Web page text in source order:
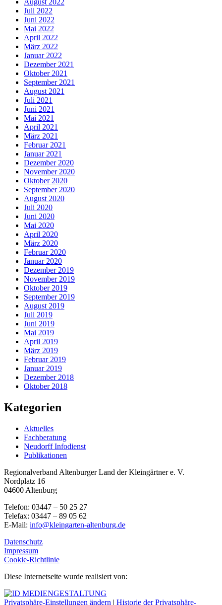
August 2022
Juli 2022
Juni 2022
Mai 2022
April 2022
März 2022
Januar 2022
Dezember 2021
Oktober 2021
September 2021
August 2021
Juli 2021
Juni 2021
Mai 2021
April 2021
März 2021
Februar 2021
Januar 2021
Dezember 2020
November 2020
Oktober 2020
September 2020
August 2020
Juli 2020
Juni 2020
Mai 2020
April 2020
März 2020
Februar 2020
Januar 2020
Dezember 2019
November 2019
Oktober 2019
September 2019
August 2019
Juli 2019
Juni 2019
Mai 2019
April 2019
März 2019
Februar 2019
Januar 2019
Dezember 2018
Oktober 2018
Kategorien
Aktuelles
Fachberatung
Neudorff Infodienst
Publikationen
Regionalverband Altenburger Land der Kleingärtner e. V.
Nordplatz 16
04600 Altenburg
Telefon: 03447 – 50 25 27
Telefax: 03447 – 89 05 62
E-Mail: info@kleingarten-altenburg.de
Datenschutz
Impressum
Cookie-Richtlinie
Diese Internetseite wurde realisiert von:
Privatsphäre-Einstellungen ändern | Historie der Privatsphäre-